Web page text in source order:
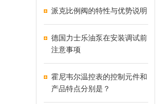
派克比例阀的特性与优势说明
德国力士乐油泵在安装调试前
注意事项
霍尼韦尔温控表的控制元件和
产品特点分别是？